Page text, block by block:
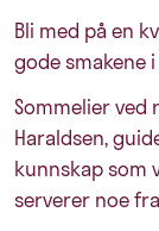
Bli med på en
gode smakene
Sommelier ved
Haraldsen,
kunnskap som
serverer noe